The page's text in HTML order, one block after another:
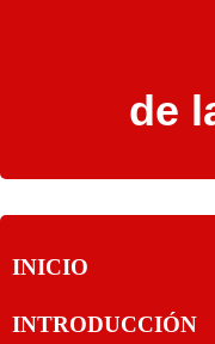
de
INICIO
INTRODUCCIÓN